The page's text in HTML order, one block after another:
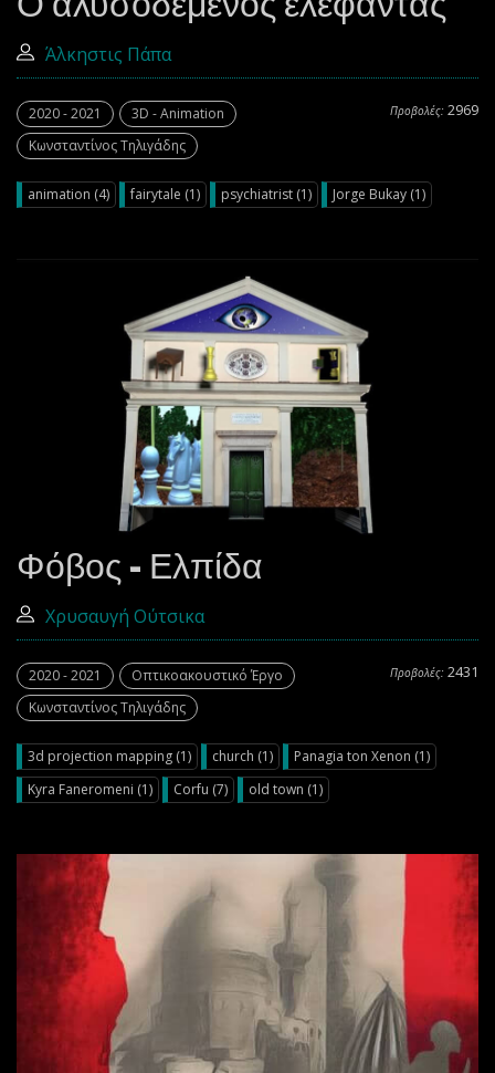
Άλκηστις Πάπα
Προβολές: 2969
2020 - 2021
3D - Animation
Κωνσταντίνος Τηλιγάδης
animation (4) fairytale (1) psychiatrist (1) Jorge Bukay (1)
Φόβος - Ελπίδα
Χρυσαυγή Ούτσικα
Προβολές: 2431
2020 - 2021
Οπτικοακουστικό Έργο
Κωνσταντίνος Τηλιγάδης
3d projection mapping (1) church (1)
Panagia ton Xenon (1)
Kyra Faneromeni (1)
Corfu (7) old town (1)